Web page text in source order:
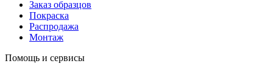
Заказ образцов
Покраска
Распродажа
Монтаж
Помощь и сервисы